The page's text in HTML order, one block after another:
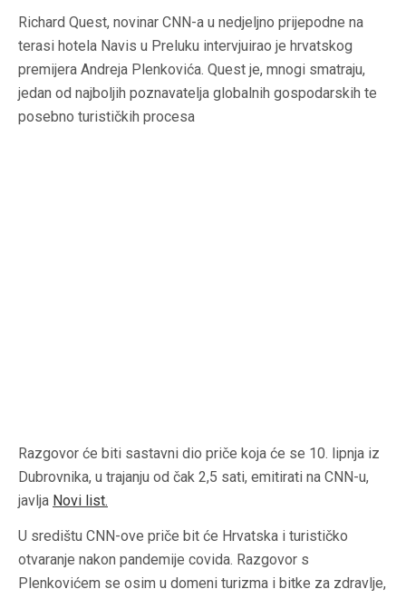
Richard Quest, novinar CNN-a u nedjeljno prijepodne na
terasi hotela Navis u Preluku intervjuirao je hrvatskog
premijera Andreja Plenkovića. Quest je, mnogi smatraju,
jedan od najboljih poznavatelja globalnih gospodarskih te
posebno turističkih procesa
Razgovor će biti sastavni dio priče koja će se 10. lipnja iz
Dubrovnika, u trajanju od čak 2,5 sati, emitirati na CNN-u,
javlja Novi list.
U središtu CNN-ove priče bit će Hrvatska i turističko
otvaranje nakon pandemije covida. Razgovor s
Plenkovićem se osim u domeni turizma i bitke za zdravlje,